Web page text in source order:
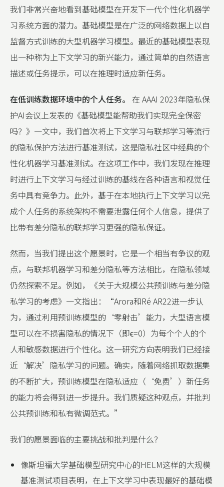
我们非常兴奋地看到基础模型在开发下一代个性化机器学
习系统方面的潜力。基础模型是在广泛的网络数据上以自
监督方式训练的大型机器学习模型。最近的基础模型表现
出一种称为上下文学习的新兴能力，通过简单的自然语言
描述或任务提示，可以在推理时适应新任务。
在低训练数据环境中的个人任务。
在 AAAI 2023年隐私保
护AI会议上发表的《基础模型能帮助我们实现完全保密
吗？》一文中，我们首次将上下文学习与联邦学习等流行
的隐私保护方法进行基准测试，这是隐私社区中经典的个
性化机器学习基准测试。在这项工作中，我们发现在推理
时进行上下文学习与经过训练的基线在各种语言和视觉任
务中具有竞争力。此外，基于在本地执行上下文学习以完
成个人任务的系统架构不需要泄露任何个人信息，提供了
比带有差分隐私的联邦学习更强的隐私保证。
然而，当我们提出这个愿景时，它是一个相当有争议的观
点，与联邦机器学习和差分隐私等方法相比，在隐私领域
仍然探索不足。例如，《关于大规模公共预训练与差分隐
私学习的考虑》一文指出：“Arora和Ré AR22进一步认
为，通过利用预训练模型的‘零射击’能力，大型语言模
型可以在不损害隐私的情况下（即ϵ=0）为每个个人的个
人和敏感数据进行个性化。这一研究方向表明我们已经接
近‘解决’隐私学习的问题。确实，随着网络抓取数据集
的不断扩大，预训练模型在隐私适应（‘免费’）新任务
的能力将会得到进一步提升。我们质疑这种观点，并批判
公共预训练和私有微调范式。”
我们的愿景面临的主要挑战和批判是什么？
像斯坦福大学基础模型研究中心的HELM这样的大规模
基准测试项目表明，在上下文学习中表现最好的基础模